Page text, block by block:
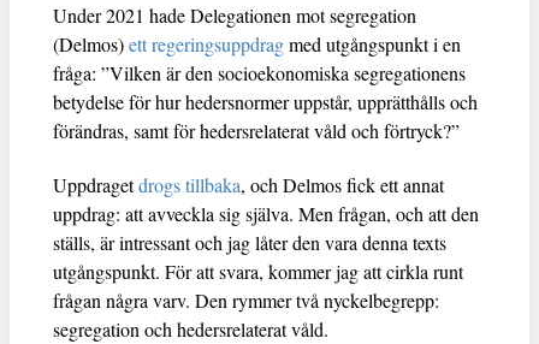
Under 2021 hade Delegationen mot segregation
(Delmos)ett regeringsuppdragmed utgångspunkt i en
fråga: ”Vilken är den socioekonomiska segregationens
betydelse för hur hedersnormer uppstår, upprätthålls och
förändras, samt för hedersrelaterat våld och förtryck?”
Uppdragetdrogs tillbaka, och Delmos fick ett annat
uppdrag: att avveckla sig själva. Men frågan, och att den
ställs, är intressant och jag låter den vara denna texts
utgångspunkt. För att svara, kommer jag att cirkla runt
frågan några varv. Den rymmer två nyckelbegrepp:
segregation och hedersrelaterat våld.